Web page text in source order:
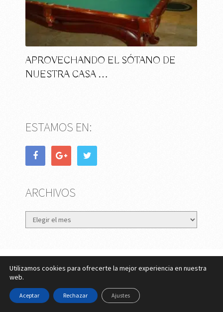
APROVECHANDO EL SÓTANO DE
NUESTRA CASA …
ESTAMOS EN:
ARCHIVOS
Archivos
eMujer.com
Copyright © 2026.
Contactar ||Datos Legales y Privacidad
Cookies
Utilizamos cookies para ofrecerte la mejor experiencia en nuestra
web.
Aceptar Rechazar Ajustes